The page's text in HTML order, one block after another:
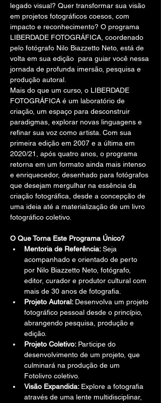
legado visual? Quer transformar sua visão
em projetos fotográficos coesos, com
impacto e reconhecimento? O programa
LIBERDADE FOTOGRÁFICA, coordenado
pelo fotógrafo Nilo Biazzetto Neto, está de
volta em sua edição  para guiar você nessa
jornada de profunda imersão, pesquisa e
produção autoral.
Mais do que um curso, o LIBERDADE
FOTOGRÁFICA é um laboratório de
criação, um espaço para desconstruir
paradigmas, explorar novas linguagens e
refinar sua voz como artista. Com sua
primeira edição em 2007 e a última em
2020/21, após quatro anos, o programa
retorna em um formato ainda mais intenso
e enriquecedor, desenhado para fotógrafos
que desejam mergulhar na essência da
criação fotográfica, desde a concepção de
uma ideia até a materialização de um livro
fotográfico coletivo.
O Que Torna Este Programa Único?
Mentoria de Referência: Seja
acompanhado e orientado de perto
por Nilo Biazzetto Neto, fotógrafo,
editor, curador e produtor cultural com
mais de 30 anos de fotografia.
Projeto Autoral: Desenvolva um projeto
fotográfico pessoal desde o princípio,
abrangendo pesquisa, produção e
edição.
Projeto Coletivo: Participe do
desenvolvimento de um projeto, que
culminará na produção de um
Fotolivro coletivo.
Visão Expandida: Explore a fotografia
através de uma lente multidisciplinar,